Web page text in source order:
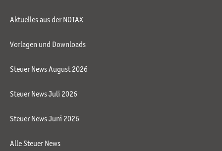
Aktuelles aus der NOTAX
Vorlagen und Downloads
Steuer News August 2026
Steuer News Juli 2026
Steuer News Juni 2026
Alle Steuer News